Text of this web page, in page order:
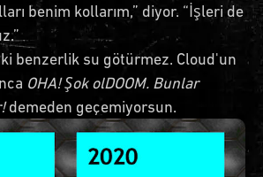
benim kollarım,” diyor. “İşleri de
benzerlik su götürmez. Cloud'un
OHA! Şok olDOOM. Bunlar
demeden geçemiyorsun.